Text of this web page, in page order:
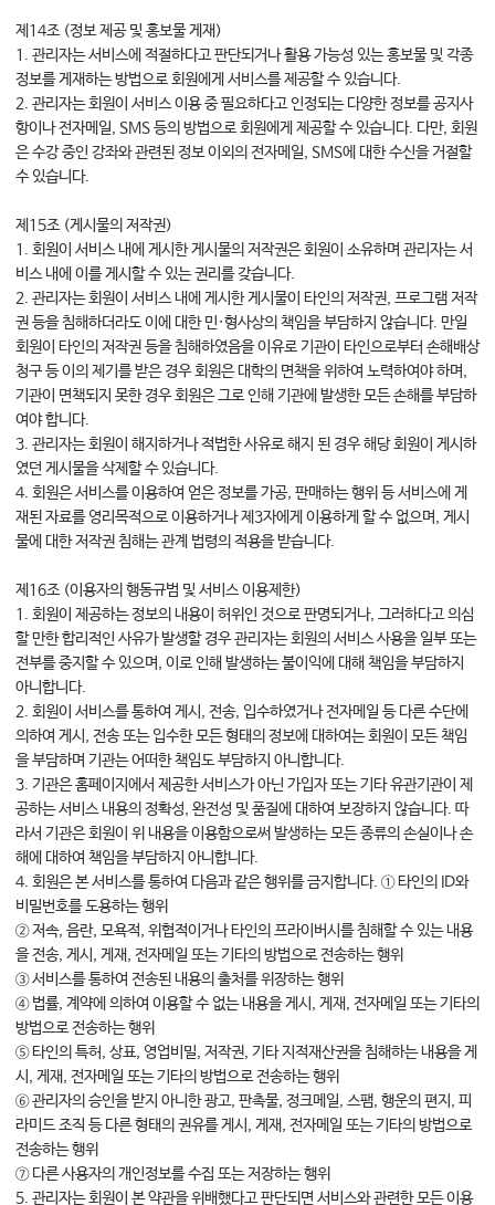
제14조 (정보 제공 및 홍보물 게재)
1. 관리자는 서비스에 적절하다고 판단되거나 활용 가능성 있는 홍보물 및 각종
정보를 게재하는 방법으로 회원에게 서비스를 제공할 수 있습니다.
2. 관리자는 회원이 서비스 이용 중 필요하다고 인정되는 다양한 정보를 공지사
항이나 전자메일, SMS 등의 방법으로 회원에게 제공할 수 있습니다. 다만, 회원
은 수강 중인 강좌와 관련된 정보 이외의 전자메일, SMS에 대한 수신을 거절할
수 있습니다.
제15조 (게시물의 저작권)
1. 회원이 서비스 내에 게시한 게시물의 저작권은 회원이 소유하며 관리자는 서
비스 내에 이를 게시할 수 있는 권리를 갖습니다.
2. 관리자는 회원이 서비스 내에 게시한 게시물이 타인의 저작권, 프로그램 저작
권 등을 침해하더라도 이에 대한 민·형사상의 책임을 부담하지 않습니다. 만일
회원이 타인의 저작권 등을 침해하였음을 이유로 기관이 타인으로부터 손해배상
청구 등 이의 제기를 받은 경우 회원은 대학의 면책을 위하여 노력하여야 하며,
기관이 면책되지 못한 경우 회원은 그로 인해 기관에 발생한 모든 손해를 부담하
여야 합니다.
3. 관리자는 회원이 해지하거나 적법한 사유로 해지 된 경우 해당 회원이 게시하
였던 게시물을 삭제할 수 있습니다.
4. 회원은 서비스를 이용하여 얻은 정보를 가공, 판매하는 행위 등 서비스에 게
재된 자료를 영리목적으로 이용하거나 제3자에게 이용하게 할 수 없으며, 게시
물에 대한 저작권 침해는 관계 법령의 적용을 받습니다.
제16조 (이용자의 행동규범 및 서비스 이용제한)
1. 회원이 제공하는 정보의 내용이 허위인 것으로 판명되거나, 그러하다고 의심
할 만한 합리적인 사유가 발생할 경우 관리자는 회원의 서비스 사용을 일부 또는
전부를 중지할 수 있으며, 이로 인해 발생하는 불이익에 대해 책임을 부담하지
아니합니다.
2. 회원이 서비스를 통하여 게시, 전송, 입수하였거나 전자메일 등 다른 수단에
의하여 게시, 전송 또는 입수한 모든 형태의 정보에 대하여는 회원이 모든 책임
을 부담하며 기관는 어떠한 책임도 부담하지 아니합니다.
3. 기관은 홈페이지에서 제공한 서비스가 아닌 가입자 또는 기타 유관기관이 제
공하는 서비스 내용의 정확성, 완전성 및 품질에 대하여 보장하지 않습니다. 따
라서 기관은 회원이 위 내용을 이용함으로써 발생하는 모든 종류의 손실이나 손
해에 대하여 책임을 부담하지 아니합니다.
4. 회원은 본 서비스를 통하여 다음과 같은 행위를 금지합니다. ① 타인의 ID와
비밀번호를 도용하는 행위
② 저속, 음란, 모욕적, 위협적이거나 타인의 프라이버시를 침해할 수 있는 내용
을 전송, 게시, 게재, 전자메일 또는 기타의 방법으로 전송하는 행위
③ 서비스를 통하여 전송된 내용의 출처를 위장하는 행위
④ 법률, 계약에 의하여 이용할 수 없는 내용을 게시, 게재, 전자메일 또는 기타의
방법으로 전송하는 행위
⑤ 타인의 특허, 상표, 영업비밀, 저작권, 기타 지적재산권을 침해하는 내용을 게
시, 게재, 전자메일 또는 기타의 방법으로 전송하는 행위
⑥ 관리자의 승인을 받지 아니한 광고, 판촉물, 정크메일, 스팸, 행운의 편지, 피
라미드 조직 등 다른 형태의 권유를 게시, 게재, 전자메일 또는 기타의 방법으로
전송하는 행위
⑦ 다른 사용자의 개인정보를 수집 또는 저장하는 행위
5. 관리자는 회원이 본 약관을 위배했다고 판단되면 서비스와 관련한 모든 이용